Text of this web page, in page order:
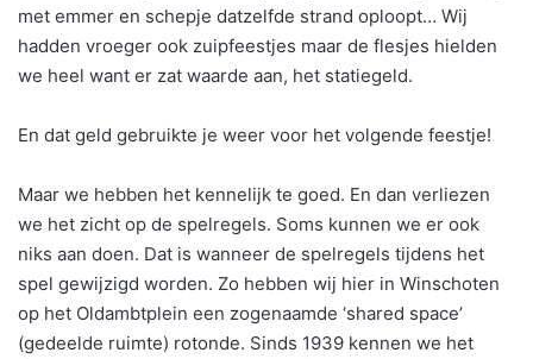
met emmer en schepje datzelfde strand oploopt… Wij
hadden vroeger ook zuipfeestjes maar de flesjes hielden
we heel want er zat waarde aan, het statiegeld.
En dat geld gebruikte je weer voor het volgende feestje!
Maar we hebben het kennelijk te goed. En dan verliezen
we het zicht op de spelregels. Soms kunnen we er ook
niks aan doen. Dat is wanneer de spelregels tijdens het
spel gewijzigd worden. Zo hebben wij hier in Winschoten
op het Oldambtplein een zogenaamde ‘shared space’
(gedeelde ruimte) rotonde. Sinds 1939 kennen we het